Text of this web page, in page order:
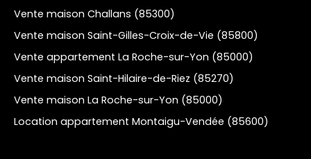
Vente maison Challans (85300)
Vente maison Saint-Gilles-Croix-de-Vie (85800)
Vente appartement La Roche-sur-Yon (85000)
Vente maison Saint-Hilaire-de-Riez (85270)
Vente maison La Roche-sur-Yon (85000)
Location appartement Montaigu-Vendée (85600)